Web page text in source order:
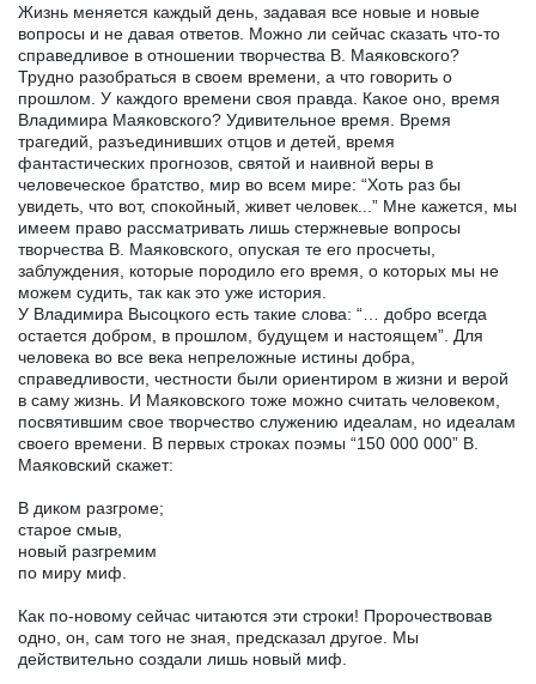
Жизнь меняется каждый день, задавая все новые и новые
вопросы и не давая ответов. Можно ли сейчас сказать что-то
справедливое в отношении творчества В. Маяковского?
Трудно разобраться в своем времени, а что говорить о
прошлом. У каждого времени своя правда. Какое оно, время
Владимира Маяковского? Удивительное время. Время
трагедий, разъединивших отцов и детей, время
фантастических прогнозов, святой и наивной веры в
человеческое братство, мир во всем мире: “Хоть раз бы
увидеть, что вот, спокойный, живет человек...” Мне кажется, мы
имеем право рассматривать лишь стержневые вопросы
творчества В. Маяковского, опуская те его просчеты,
заблуждения, которые породило его время, о которых мы не
можем судить, так как это уже история.
У Владимира Высоцкого есть такие слова: “… добро всегда
остается добром, в прошлом, будущем и настоящем”. Для
человека во все века непреложные истины добра,
справедливости, честности были ориентиром в жизни и верой
в саму жизнь. И Маяковского тоже можно считать человеком,
посвятившим свое творчество служению идеалам, но идеалам
своего времени. В первых строках поэмы “150 000 000” В.
Маяковский скажет:
В диком разгроме;
старое смыв,
новый разгремим
по миру миф.
Как по-новому сейчас читаются эти строки! Пророчествовав
одно, он, сам того не зная, предсказал другое. Мы
действительно создали лишь новый миф.